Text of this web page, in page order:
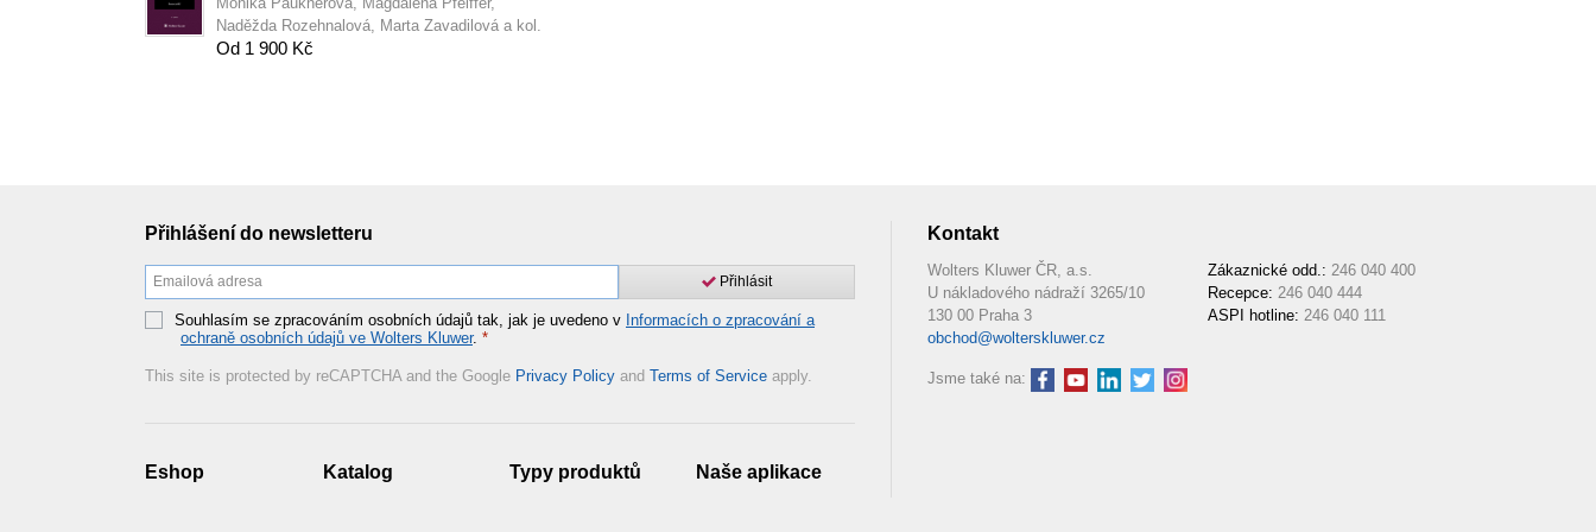
Naděžda Rozehnalová, Marta Zavadilová a kol.
Od 1 900 Kč
Přihlášení do newsletteru
Přihlásit
Souhlasím se zpracováním osobních údajů tak, jak je uvedeno v Informacích o zpracování a
ochraně osobních údajů ve Wolters Kluwer. *
This site is protected by reCAPTCHA and the Google Privacy Policy and Terms of Service apply.
Eshop Katalog Typy produktů Naše aplikace
Kontakt
Wolters Kluwer ČR, a.s.
U nákladového nádraží 3265/10
130 00 Praha 3
obchod@wolterskluwer.cz
Zákaznické odd.: 246 040 400
Recepce: 246 040 444
ASPI hotline: 246 040 111
Jsme také na: